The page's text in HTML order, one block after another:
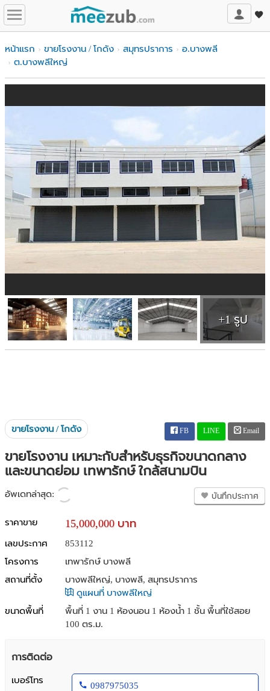
หน้าแรก ขายโรงงาน / โกดัง สมุทรปราการ
อ.บางพลี
ต.บางพลีใหญ่
+1 รูป
ขายโรงงาน / โกดัง FB LINE Email
ขายโรงงาน เหมาะกับสำหรับธุรกิจขนาดกลาง
และขนาดย่อม เทพารักษ์ ใกล้สนามบิน
อัพเดทล่าสุด: บันทึกประกาศ
ราคาขาย 15,000,000 บาท
เลขประกาศ
853112
โครงการ
เทพารักษ์ บางพลี
สถานที่ตั้ง
บางพลีใหญ่, บางพลี, สมุทรปราการ
ดูแผนที่ บางพลีใหญ่
ขนาดพื้นที่
พื้นที่ 1 งาน 1 ห้องนอน 1 ห้องน้ำ 1 ชั้น พื้นที่ใช้สอย
100 ตร.ม.
การติดต่อ
เบอร์โทร
0987975035